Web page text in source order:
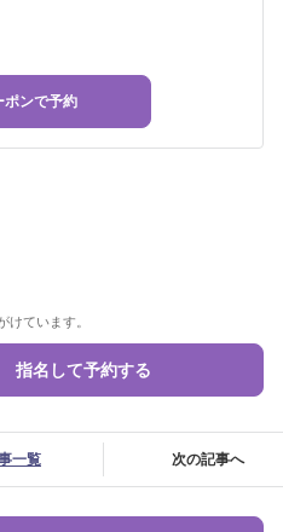
ポンで予約
けています。
指名して予約する
一覧 次の記事へ